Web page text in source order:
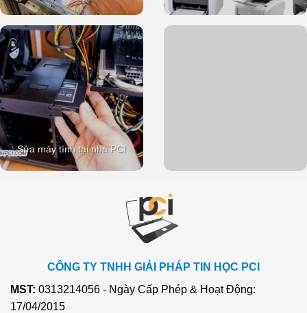
Sửa máy tính tại nhà PCI
CÔNG TY TNHH GIẢI PHÁP TIN HỌC PCI
MST: 0313214056 - Ngày Cấp Phép & Hoạt Động:
17/04/2015